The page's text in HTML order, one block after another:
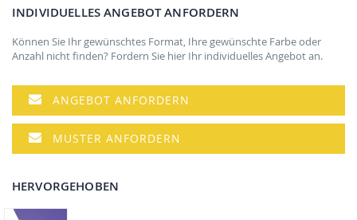
INDIVIDUELLES ANGEBOT ANFORDERN
Können Sie Ihr gewünschtes Format, Ihre gewünschte Farbe oder
Anzahl nicht finden? Fordern Sie hier Ihr individuelles Angebot an.
ANGEBOT ANFORDERN
MUSTER ANFORDERN
HERVORGEHOBEN